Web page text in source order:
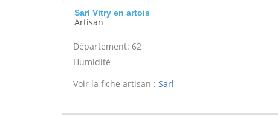
Sarl Vitry en artois
Artisan
Département: 62
Humidité -
Voir la fiche artisan : Sarl